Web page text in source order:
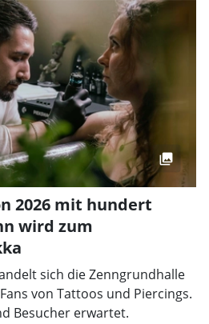
2026 mit hundert
wird zum
sich die Zenngrundhalle
von Tattoos und Piercings.
Besucher erwartet.